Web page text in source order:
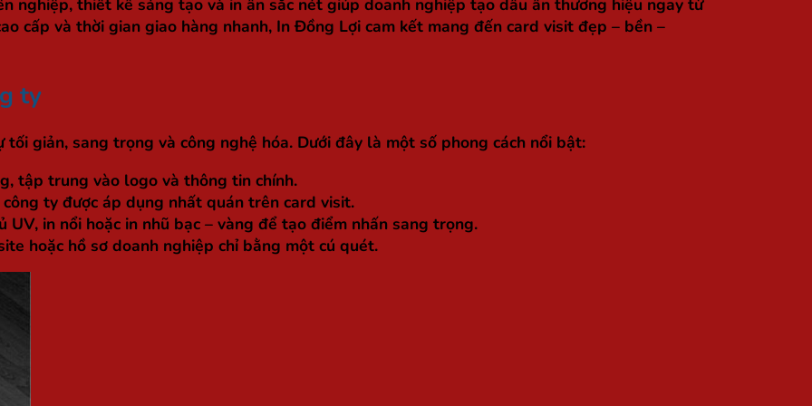
nghiệp, thiết kế sáng tạo và in ấn sắc nét giúp doanh nghiệp tạo dấu ấn thương hiệu ngay từ
cấp và thời gian giao hàng nhanh, In Đồng Lợi cam kết mang đến card visit đẹp – bền –
ty
giản, sang trọng và công nghệ hóa. Dưới đây là một số phong cách nổi bật:
tập trung vào logo và thông tin chính.
công ty được áp dụng nhất quán trên card visit.
UV, in nổi hoặc in nhũ bạc – vàng để tạo điểm nhấn sang trọng.
hoặc hồ sơ doanh nghiệp chỉ bằng một cú quét.